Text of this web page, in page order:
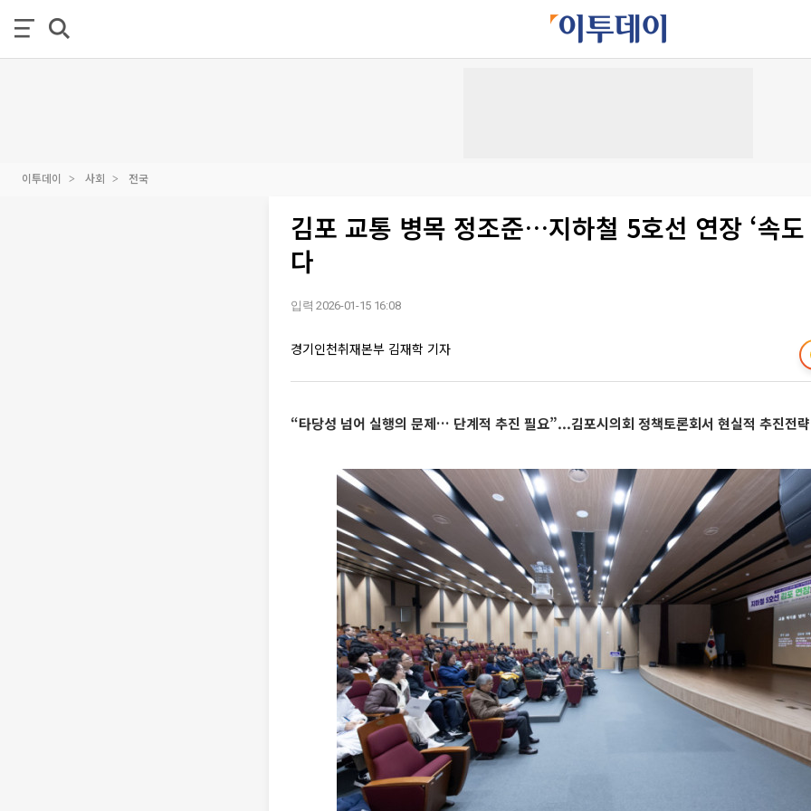
이투데이 사회 전국
김포 교통 병목 정조준…지하철 5호선 연장 ‘속도
다
입력 2026-01-15 16:08
경기인천취재본부 김재학 기자
“타당성 넘어 실행의 문제… 단계적 추진 필요”...김포시의회 정책토론회서 현실적 추진전